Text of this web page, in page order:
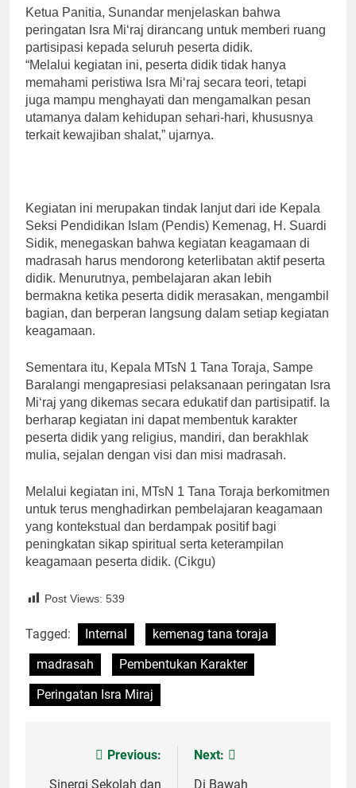
Ketua Panitia, Sunandar menjelaskan bahwa
peringatan Isra Mi‘raj dirancang untuk memberi ruang
partisipasi kepada seluruh peserta didik.
“Melalui kegiatan ini, peserta didik tidak hanya
memahami peristiwa Isra Mi‘raj secara teori, tetapi
juga mampu menghayati dan mengamalkan pesan
utamanya dalam kehidupan sehari-hari, khususnya
terkait kewajiban shalat,” ujarnya.
Kegiatan ini merupakan tindak lanjut dari ide Kepala
Seksi Pendidikan Islam (Pendis) Kemenag, H. Suardi
Sidik, menegaskan bahwa kegiatan keagamaan di
madrasah harus mendorong keterlibatan aktif peserta
didik. Menurutnya, pembelajaran akan lebih
bermakna ketika peserta didik merasakan, mengambil
bagian, dan berperan langsung dalam setiap kegiatan
keagamaan.
Sementara itu, Kepala MTsN 1 Tana Toraja, Sampe
Baralangi mengapresiasi pelaksanaan peringatan Isra
Mi‘raj yang dikemas secara edukatif dan partisipatif. Ia
berharap kegiatan ini dapat membentuk karakter
peserta didik yang religius, mandiri, dan berakhlak
mulia, sejalan dengan visi dan misi madrasah.
Melalui kegiatan ini, MTsN 1 Tana Toraja berkomitmen
untuk terus menghadirkan pembelajaran keagamaan
yang kontekstual dan berdampak positif bagi
peningkatan sikap spiritual serta keterampilan
keagamaan peserta didik. (Cikgu)
Post Views: 539
Tagged: Internal
kemenag tana toraja
madrasah
Pembentukan Karakter
Peringatan Isra Miraj
Previous:
Sinergi Sekolah dan
Next:
Di Bawah